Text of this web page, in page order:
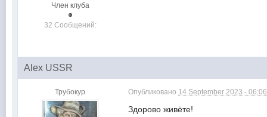
Член клуба
32 Сообщений:
Alex USSR
Трубокур Опубликовано 14 September 2023 - 06:06
Здорово живёте!